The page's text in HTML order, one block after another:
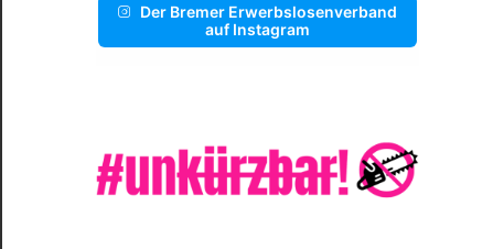
Der Bremer Erwerbslosenverband
auf Instagram